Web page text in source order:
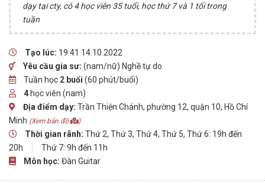
dạy tại cty, có 4 học viên 35 tuổi, học thứ 7 và 1 tối trong
tuần
Tạo lúc: 19:41 14.10.2022
Yêu cầu gia sư: (nam/nữ) Nghề tự do
Tuần học 2 buổi (60 phút/buổi)
4học viên (nam)
Địa điểm dạy: Trần Thiện Chánh, phường 12, quận 10, Hồ Chí
Minh (Xem bản đồ )
Thời gian rãnh: Thứ 2, Thứ 3, Thứ 4, Thứ 5, Thứ 6: 19h đến
20h
Thứ 7: 9h đến 11h
Môn học: Đàn Guitar